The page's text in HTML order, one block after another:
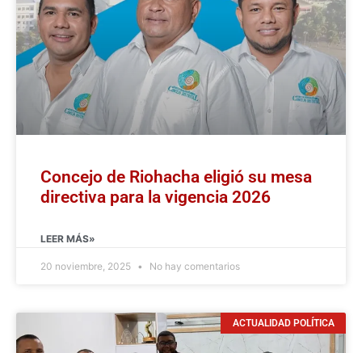
Concejo de Riohacha eligió su mesa
directiva para la vigencia 2026
LEER MÁS»
20 noviembre, 2025 No hay comentarios
ACTUALIDAD POLÍTICA